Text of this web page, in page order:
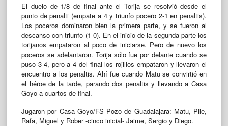
El duelo de 1/8 de final ante el Torija se resolvió desde el
punto de penalti (empate a 4 y triunfo pocero 2-1 en penaltis).
Los poceros dominaron bien la primera parte, y se fueron al
descanso con triunfo (1-0). En el inicio de la segunda parte los
torijanos empataron al poco de iniciarse. Pero de nuevo los
poceros se adelantaron. Torija sólo fue por delante cuando se
puso 3-4, pero a 4 del final los rojillos empataron y llevaron el
encuentro a los penaltis. Ahí fue cuando Matu se convirtió en
el héroe de la tarde, parando dos penaltis y llevando a Casa
Goyo a cuartos de final.
Jugaron por Casa Goyo/FS Pozo de Guadalajara: Matu, Pile,
Rafa, Miguel y Rober -cinco inicial- Jaime, Sergio y Diego.